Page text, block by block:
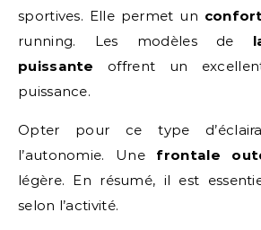
sportives. Elle permet un
running. Les modèles de
puissante offrent un
puissance.
Opter pour ce type
l’autonomie. Une frontale
légère. En résumé, il est
selon l’activité.